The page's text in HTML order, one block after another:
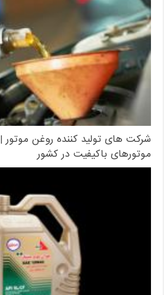
شرکت های تولید کننده روغن
موتورهای باکیفیت در کشور